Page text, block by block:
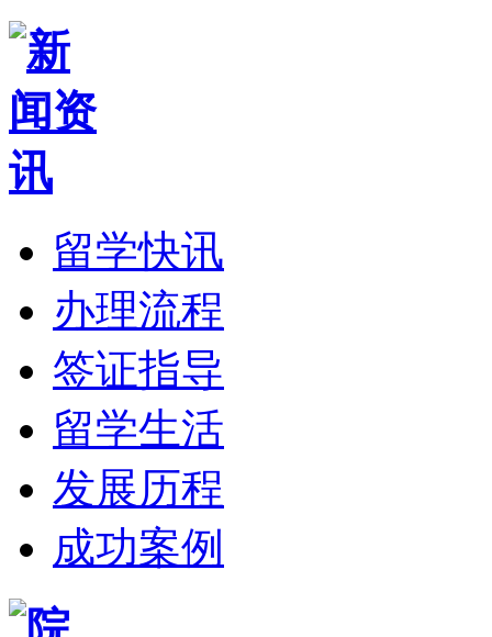
留学快讯
办理流程
签证指导
留学生活
发展历程
成功案例